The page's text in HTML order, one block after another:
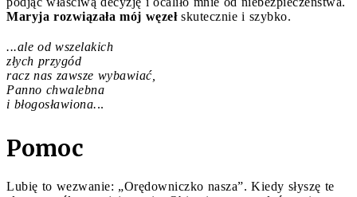
Maryja rozwiązała mój węzełskutecznie i szybko.
...ale od wszelakich
złych przygód
racz nas zawsze wybawiać,
Panno chwalebna
i błogosławiona...
Pomoc
Lubię to wezwanie: „Orędowniczko nasza”. Kiedy słyszę te